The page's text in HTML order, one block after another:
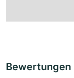
Bewertungen